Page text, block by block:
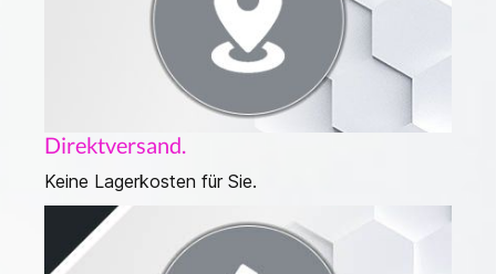
Direktversand.
Keine Lagerkosten für Sie.